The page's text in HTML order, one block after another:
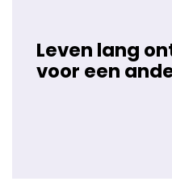
Leven lang
voor een